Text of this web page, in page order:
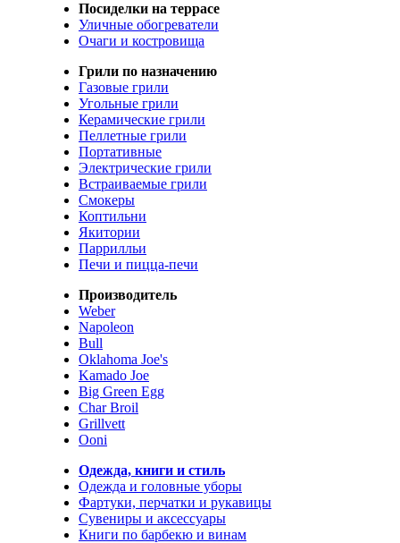
Посиделки на террасе
Уличные обогреватели
Очаги и костровища
Грили по назначению
Газовые грили
Угольные грили
Керамические грили
Пеллетные грили
Портативные
Электрические грили
Встраиваемые грили
Смокеры
Коптильни
Якитории
Паррилльи
Печи и пицца-печи
Производитель
Weber
Napoleon
Bull
Oklahoma Joe's
Kamado Joe
Big Green Egg
Char Broil
Grillvett
Ooni
Одежда, книги и стиль
Одежда и головные уборы
Фартуки, перчатки и рукавицы
Сувениры и аксессуары
Книги по барбекю и винам